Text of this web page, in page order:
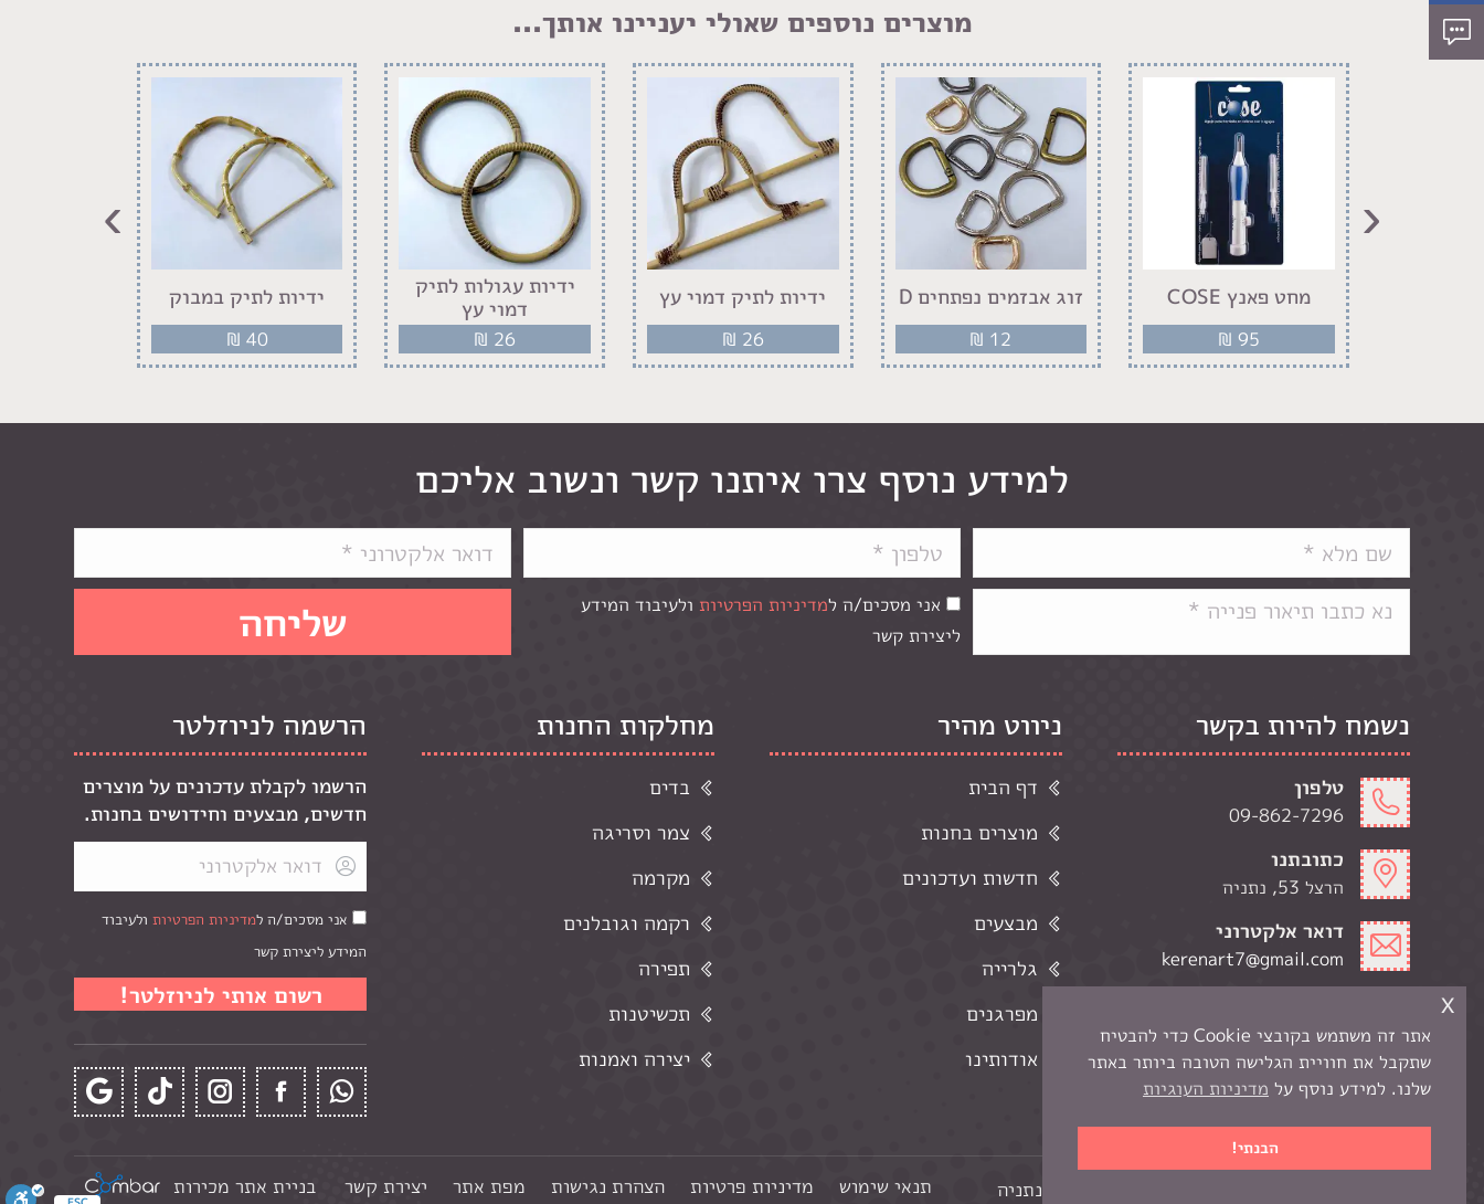
מוצרים נוספים שאולי יעניינו אותך...
מחט פאנץ COSE
₪ 95
זוג אבזמים נפתחים D
₪ 12
ידיות לתיק דמוי עץ
₪ 26
ידיות עגולות לתיק
דמוי עץ
₪ 26
ידיות לתיק במבוק
₪ 40
‹
›
למידע נוסף צרו איתנו קשר ונשוב אליכם
אני מסכים/ה למדיניות הפרטיות ולעיבוד המידע
ליצירת קשר
נשמח להיות בקשר
טלפון
09-862-7296
כתובתנו
הרצל 53, נתניה
דואר אלקטרוני
kerenart7@gmail.com
ימי א-ה' 9:00-19:00
ימי ו 9:00-13:00
ניווט מהיר
דף הבית
מוצרים בחנות
חדשות ועדכונים
מבצעים
גלרייה
מפרגנים
אודותינו
מחלקות החנות
בדים
צמר וסריגה
מקרמה
רקמה וגובלנים
תפירה
תכשיטנות
יצירה ואמנות
הרשמה לניוזלטר
הרשמו לקבלת עדכונים על מוצרים
חדשים, מבצעים וחידושים בחנות.
אני מסכים/ה למדיניות הפרטיות ולעיבוד
המידע ליצירת קשר
חנות יצירה בנתניה תנאי שימוש מדיניות פרטיות הצהרת נגישות מפת אתר יצירת קשר בניית אתר מכירות
אתר זה משתמש בקובצי Cookie כדי להבטיח
שתקבל את חוויית הגלישה הטובה ביותר באתר
שלנו. למידע נוסף על מדיניות העוגיות
הבנתי!
x